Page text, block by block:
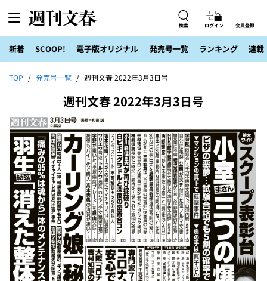
検索 ログイン 会員登録
新着 SCOOP! 電子版オリジナル 発売号一覧 ランキング 連載
TOP 発売号一覧 週刊文春 2022年3月3日号
週刊文春 2022年3月3日号